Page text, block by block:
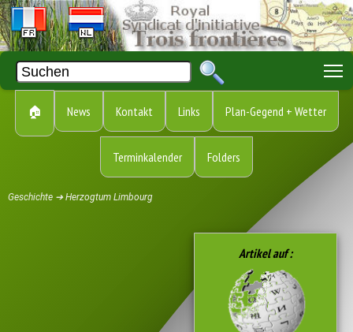
🏠 News Kontakt Links Plan-Gegend + Wetter
Terminkalender Folders
Geschichte ➔ Herzogtum Limbourg
Artikel auf :